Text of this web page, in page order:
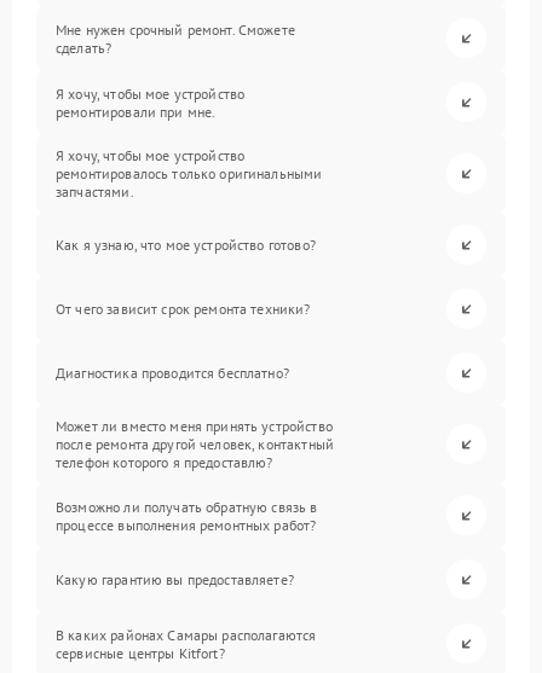
Мне нужен срочный ремонт. Сможете
сделать?
Я хочу, чтобы мое устройство
ремонтировали при мне.
Я хочу, чтобы мое устройство
ремонтировалось только оригинальными
запчастями.
Как я узнаю, что мое устройство готово?
От чего зависит срок ремонта техники?
Диагностика проводится бесплатно?
Может ли вместо меня принять устройство
после ремонта другой человек, контактный
телефон которого я предоставлю?
Возможно ли получать обратную связь в
процессе выполнения ремонтных работ?
Какую гарантию вы предоставляете?
В каких районах Самары располагаются
сервисные центры Kitfort?